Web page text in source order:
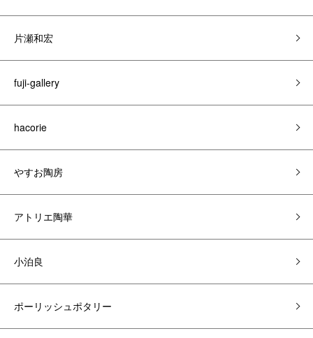
片瀬和宏
fuji-gallery
hacorie
やすお陶房
アトリエ陶華
小泊良
ポーリッシュポタリー